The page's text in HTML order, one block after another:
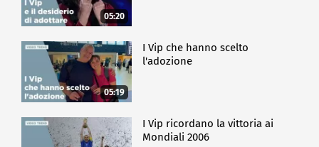
05:20
05:19
I Vip che hanno scelto
l'adozione
I Vip ricordano la vittoria ai
Mondiali 2006